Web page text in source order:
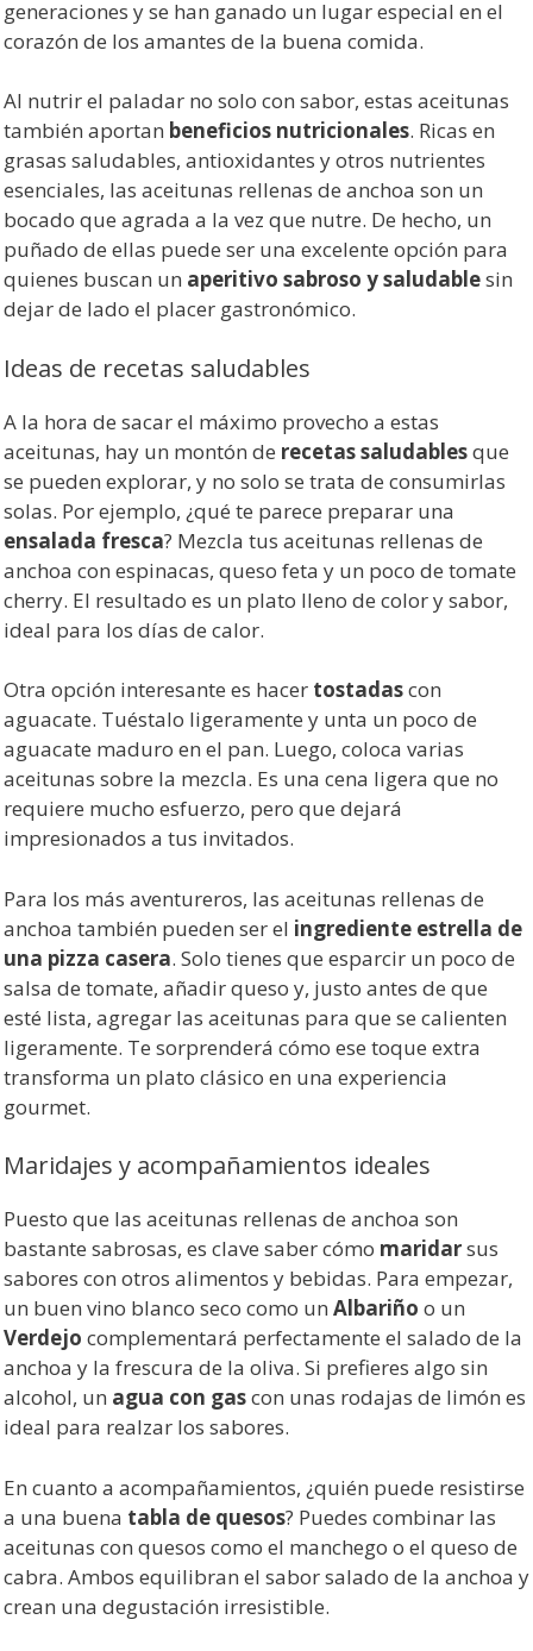
generaciones y se han ganado un lugar especial en el
corazón de los amantes de la buena comida.
Al nutrir el paladar no solo con sabor, estas aceitunas
también aportan beneficios nutricionales. Ricas en
grasas saludables, antioxidantes y otros nutrientes
esenciales, las aceitunas rellenas de anchoa son un
bocado que agrada a la vez que nutre. De hecho, un
puñado de ellas puede ser una excelente opción para
quienes buscan un aperitivo sabroso y saludablesin
dejar de lado el placer gastronómico.
Ideas de recetas saludables
A la hora de sacar el máximo provecho a estas
aceitunas, hay un montón de recetas saludablesque
se pueden explorar, y no solo se trata de consumirlas
solas. Por ejemplo, ¿qué te parece preparar una
ensalada fresca? Mezcla tus aceitunas rellenas de
anchoa con espinacas, queso feta y un poco de tomate
cherry. El resultado es un plato lleno de color y sabor,
ideal para los días de calor.
Otra opción interesante es hacer tostadascon
aguacate. Tuéstalo ligeramente y unta un poco de
aguacate maduro en el pan. Luego, coloca varias
aceitunas sobre la mezcla. Es una cena ligera que no
requiere mucho esfuerzo, pero que dejará
impresionados a tus invitados.
Para los más aventureros, las aceitunas rellenas de
anchoa también pueden ser el ingrediente estrella de
una pizza casera. Solo tienes que esparcir un poco de
salsa de tomate, añadir queso y, justo antes de que
esté lista, agregar las aceitunas para que se calienten
ligeramente. Te sorprenderá cómo ese toque extra
transforma un plato clásico en una experiencia
gourmet.
Maridajes y acompañamientos ideales
Puesto que las aceitunas rellenas de anchoa son
bastante sabrosas, es clave saber cómo maridarsus
sabores con otros alimentos y bebidas. Para empezar,
un buen vino blanco seco como un Albariño o un
Verdejo complementará perfectamente el salado de la
anchoa y la frescura de la oliva. Si prefieres algo sin
alcohol, un agua con gascon unas rodajas de limón es
ideal para realzar los sabores.
En cuanto a acompañamientos, ¿quién puede resistirse
a una buena tabla de quesos? Puedes combinar las
aceitunas con quesos como el manchego o el queso de
cabra. Ambos equilibran el sabor salado de la anchoa y
crean una degustación irresistible.